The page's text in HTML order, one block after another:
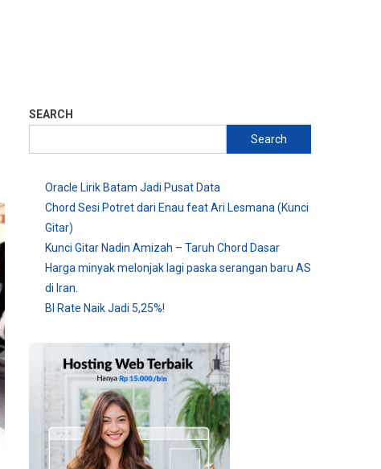
SEARCH
Search
Oracle Lirik Batam Jadi Pusat Data
Chord Sesi Potret dari Enau feat Ari Lesmana (Kunci
Gitar)
Kunci Gitar Nadin Amizah – Taruh Chord Dasar
Harga minyak melonjak lagi paska serangan baru AS
di Iran.
BI Rate Naik Jadi 5,25%!